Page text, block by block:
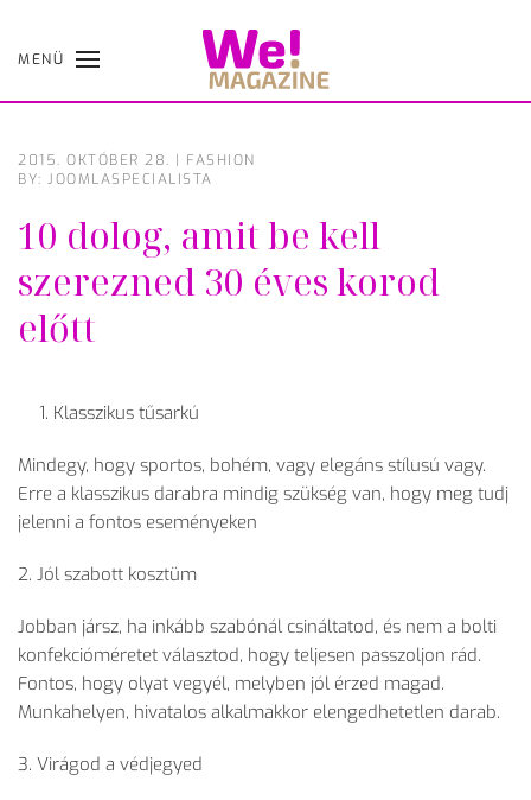
Skip
MENÜ
2015. OKTÓBER 28. | FASHION
BY: JOOMLASPECIALISTA
10 dolog, amit be kell
szerezned 30 éves korod
előtt
Klasszikus tűsarkú
Mindegy, hogy sportos, bohém, vagy elegáns stílusú vagy.
Erre a klasszikus darabra mindig szükség van, hogy meg tudj
jelenni a fontos eseményeken
2. Jól szabott kosztüm
Jobban jársz, ha inkább szabónál csináltatod, és nem a bolti
konfekcióméretet választod, hogy teljesen passzoljon rád.
Fontos, hogy olyat vegyél, melyben jól érzed magad.
Munkahelyen, hivatalos alkalmakkor elengedhetetlen darab.
3. Virágod a védjegyed